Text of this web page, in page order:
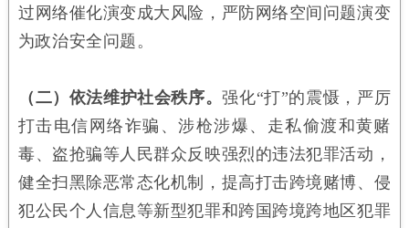
过网络催化演变成大风险，严防网络空间问题演变
为政治安全问题。
（二）依法维护社会秩序。强化“打”的震慑，严厉
打击电信网络诈骗、涉枪涉爆、走私偷渡和黄赌
毒、盗抢骗等人民群众反映强烈的违法犯罪活动，
健全扫黑除恶常态化机制，提高打击跨境赌博、侵
犯公民个人信息等新型犯罪和跨国跨境跨地区犯罪